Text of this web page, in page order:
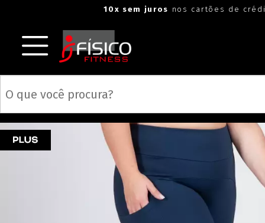
10x sem juros nos cartões de